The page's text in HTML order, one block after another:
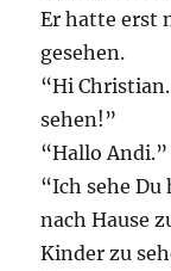
Er hatte erst
gesehen.
“Hi
sehen!”
“Hallo
“Ich sehe
nach Hause
Kinder zu